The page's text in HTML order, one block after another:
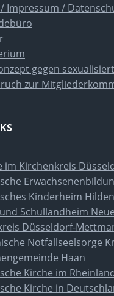
Impressum /
gegen
zur
im Kirchenkreis
Kinderheim Hilden
Schullandheim
Düsseldorf-
Notfallseelsorge
Haan
Kirche im
Kirche in